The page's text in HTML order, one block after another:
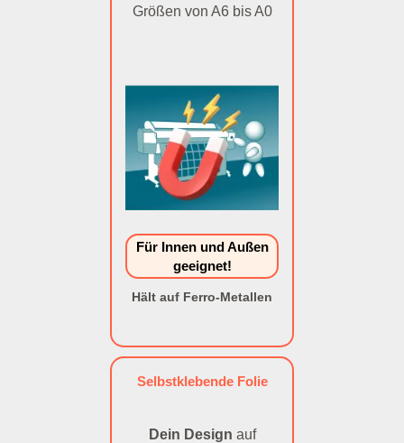
Größen von A6 bis A0
Für Innen und Außen
geeignet!
Hält auf Ferro-Metallen
Selbstklebende Folie
Dein Design auf